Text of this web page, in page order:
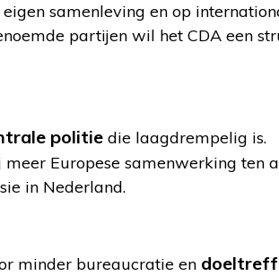
samenleving en op
partijen wil het CDA een
politie die laagdrempelig is.
Europese samenwerking ten
in Nederland.
minder bureaucratie en